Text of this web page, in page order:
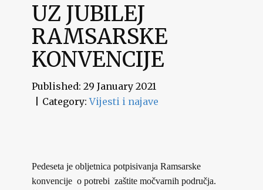
UZ JUBILEJ
RAMSARSKE
KONVENCIJE
Published: 29 January 2021
Category:Vijesti i najave
Pedeseta je obljetnica potpisivanja Ramsarske
konvencije o potrebi zaštite močvarnih područja.